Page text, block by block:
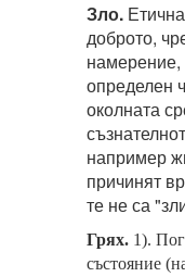
Зло.
доброто,
намерение,
определен
околната
например
причинят
те не са
Грях. 1).
състояние